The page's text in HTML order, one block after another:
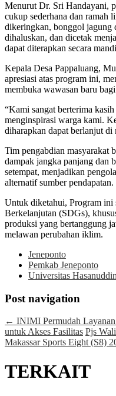
Menurut Dr. Sri Handayani,
cukup sederhana dan ramah
dikeringkan, bonggol jagung
dihaluskan, dan dicetak
dapat diterapkan secara
Kepala Desa Pappaluang,
apresiasi atas program ini,
membuka wawasan baru
“Kami sangat berterima
menginspirasi warga kami.
diharapkan dapat berlanjut di
Tim pengabdian masyarakat
dampak jangka panjang dan
setempat, menjadikan
alternatif sumber pendapatan.
Untuk diketahui, Program ini
Berkelanjutan (SDGs),
produksi yang bertanggung
melawan perubahan iklim.
Jeneponto
Pemkab Jeneponto
Universitas
Post navigation
← INIMI Permudah
untuk Akses Fasilitas Pjs
Makassar Sports Eight (S8)
TERKAIT